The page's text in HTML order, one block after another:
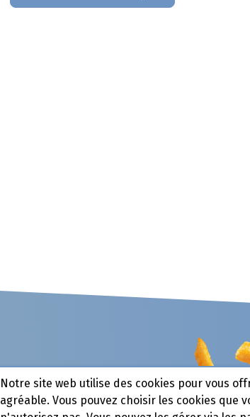
Notre site web utilise des cookies pour vous
agréable. Vous pouvez choisir les cookies que